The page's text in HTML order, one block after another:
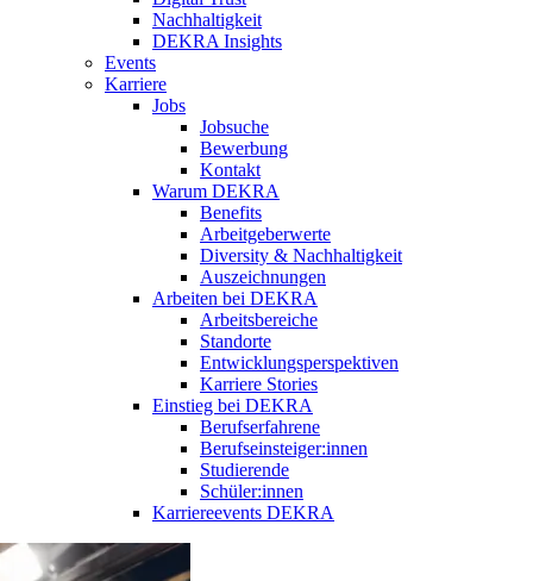
Nachhaltigkeit
DEKRA Insights
Events
Karriere
Jobs
Jobsuche
Bewerbung
Kontakt
Warum DEKRA
Benefits
Arbeitgeberwerte
Diversity & Nachhaltigkeit
Auszeichnungen
Arbeiten bei DEKRA
Arbeitsbereiche
Standorte
Entwicklungsperspektiven
Karriere Stories
Einstieg bei DEKRA
Berufserfahrene
Berufseinsteiger:innen
Studierende
Schüler:innen
Karriereevents DEKRA